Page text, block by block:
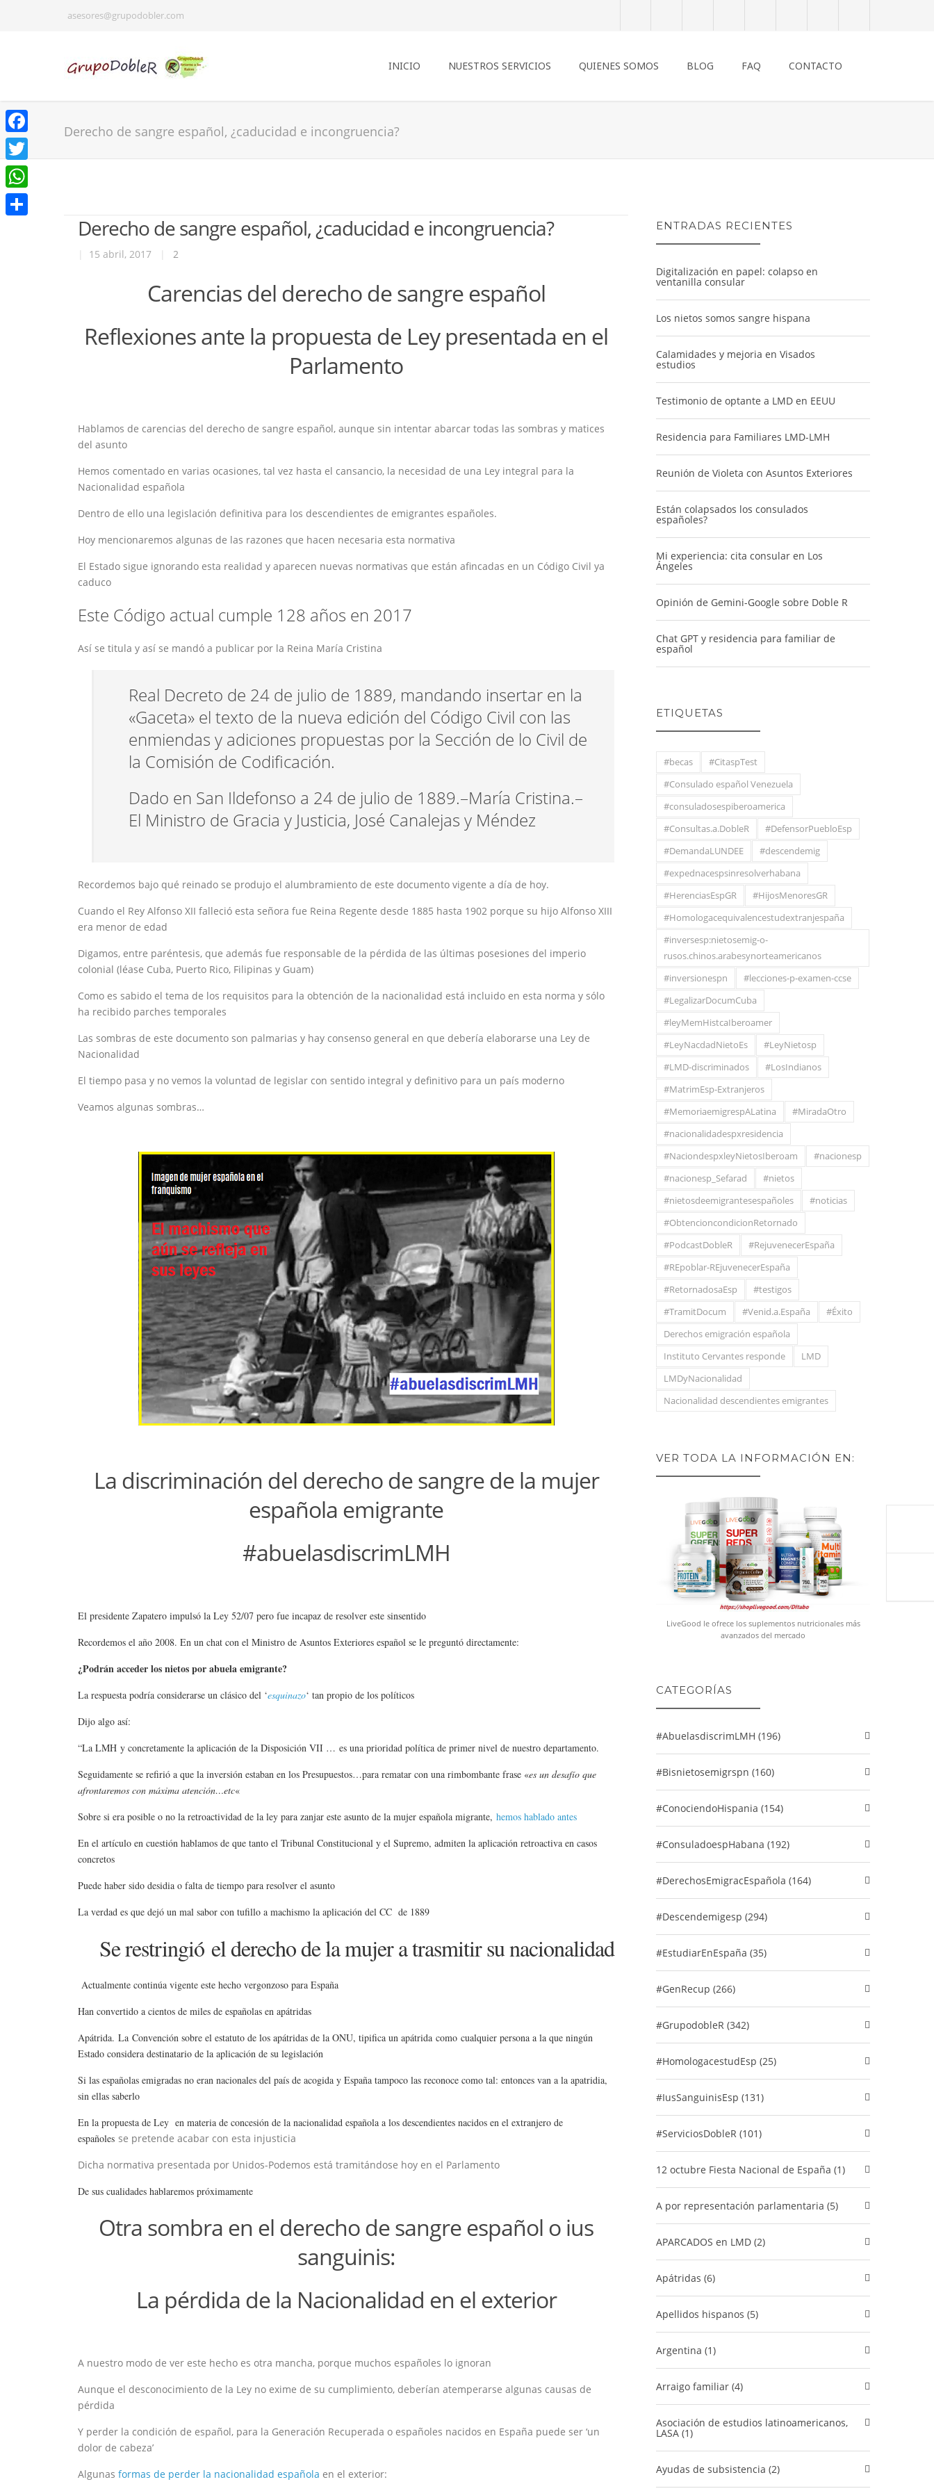
asesores@grupodobler.com
INICIO NUESTROS SERVICIOS QUIENES SOMOS BLOG FAQ CONTACTO
Derecho de sangre español, ¿caducidad e incongruencia?
Derecho de sangre español, ¿caducidad e incongruencia?
15 abril, 2017 2
Carencias del derecho de sangre español
Reflexiones ante la propuesta de Ley presentada en el
Parlamento
Hablamos de carencias del derecho de sangre español, aunque sin intentar abarcar todas las sombras y matices
del asunto
Hemos comentado en varias ocasiones, tal vez hasta el cansancio, la necesidad de una Ley integral para la
Nacionalidad española
Dentro de ello una legislación definitiva para los descendientes de emigrantes españoles.
Hoy mencionaremos algunas de las razones que hacen necesaria esta normativa
El Estado sigue ignorando esta realidad y aparecen nuevas normativas que están afincadas en un Código Civil ya
caduco
Este Código actual cumple 128 años en 2017
Así se titula y así se mandó a publicar por la Reina María Cristina
Real Decreto de 24 de julio de 1889, mandando insertar en la
«Gaceta» el texto de la nueva edición del Código Civil con las
enmiendas y adiciones propuestas por la Sección de lo Civil de
la Comisión de Codificación.
Dado en San Ildefonso a 24 de julio de 1889.–María Cristina.–
El Ministro de Gracia y Justicia, José Canalejas y Méndez
Recordemos bajo qué reinado se produjo el alumbramiento de este documento vigente a día de hoy.
Cuando el Rey Alfonso XII falleció esta señora fue Reina Regente desde 1885 hasta 1902 porque su hijo Alfonso XIII
era menor de edad
Digamos, entre paréntesis, que además fue responsable de la pérdida de las últimas posesiones del imperio
colonial (léase Cuba, Puerto Rico, Filipinas y Guam)
Como es sabido el tema de los requisitos para la obtención de la nacionalidad está incluido en esta norma y sólo
ha recibido parches temporales
Las sombras de este documento son palmarias y hay consenso general en que debería elaborarse una Ley de
Nacionalidad
El tiempo pasa y no vemos la voluntad de legislar con sentido integral y definitivo para un país moderno
Veamos algunas sombras…
La discriminación del derecho de sangre de la mujer
española emigrante
#abuelasdiscrimLMH
El presidente Zapatero impulsó la Ley 52/07 pero fue incapaz de resolver este sinsentido
Recordemos el año 2008. En un chat con el Ministro de Asuntos Exteriores español se le preguntó directamente:
¿Podrán acceder los nietos por abuela emigrante?
La respuesta podría considerarse un clásico del ‘esquinazo‘ tan propio de los políticos
Dijo algo así:
“La LMH y concretamente la aplicación de la Disposición VII … es una prioridad política de primer nivel de nuestro departamento.
Seguidamente se refirió a que la inversión estaban en los Presupuestos…para rematar con una rimbombante frase «es un desafío que
afrontaremos con máxima atención…etc«
Sobre si era posible o no la retroactividad de la ley para zanjar este asunto de la mujer española migrante, hemos hablado antes
En el artículo en cuestión hablamos de que tanto el Tribunal Constitucional y el Supremo, admiten la aplicación retroactiva en casos
concretos
Puede haber sido desidia o falta de tiempo para resolver el asunto
La verdad es que dejó un mal sabor con tufillo a machismo la aplicación del CC de 1889
Se restringió el derecho de la mujer a trasmitir su nacionalidad
Actualmente continúa vigente este hecho vergonzoso para España
Han convertido a cientos de miles de españolas en apátridas
Apátrida. La Convención sobre el estatuto de los apátridas de la ONU, tipifica un apátrida como cualquier persona a la que ningún
Estado considera destinatario de la aplicación de su legislación
Si las españolas emigradas no eran nacionales del país de acogida y España tampoco las reconoce como tal: entonces van a la apatridia,
sin ellas saberlo
En la propuesta de Ley en materia de concesión de la nacionalidad española a los descendientes nacidos en el extranjero de
españoles se pretende acabar con esta injusticia
Dicha normativa presentada por Unidos-Podemos está tramitándose hoy en el Parlamento
De sus cualidades hablaremos próximamente
Otra sombra en el derecho de sangre español o ius
sanguinis:
La pérdida de la Nacionalidad en el exterior
A nuestro modo de ver este hecho es otra mancha, porque muchos españoles lo ignoran
Aunque el desconocimiento de la Ley no exime de su cumplimiento, deberían atemperarse algunas causas de
pérdida
Y perder la condición de español, para la Generación Recuperada o españoles nacidos en España puede ser ‘un
dolor de cabeza’
Algunas formas de perder la nacionalidad española en el exterior:
ENTRADAS RECIENTES
Digitalización en papel: colapso en
ventanilla consular
Los nietos somos sangre hispana
Calamidades y mejoria en Visados
estudios
Testimonio de optante a LMD en EEUU
Residencia para Familiares LMD-LMH
Reunión de Violeta con Asuntos Exteriores
Están colapsados los consulados
españoles?
Mi experiencia: cita consular en Los
Ángeles
Opinión de Gemini-Google sobre Doble R
Chat GPT y residencia para familiar de
español
ETIQUETAS
#becas
#CitaspTest
#Consulado español Venezuela
#consuladosespiberoamerica
#Consultas.a.DobleR
#DefensorPuebloEsp
#DemandaLUNDEE
#descendemig
#expednacespsinresolverhabana
#HerenciasEspGR
#HijosMenoresGR
#Homologacequivalencestudextranjespaña
#inversesp:nietosemig-o-
rusos.chinos.arabesynorteamericanos
#inversionespn
#lecciones-p-examen-ccse
#LegalizarDocumCuba
#leyMemHistcaIberoamer
#LeyNacdadNietoEs
#LeyNietosp
#LMD-discriminados
#LosIndianos
#MatrimEsp-Extranjeros
#MemoriaemigrespALatina
#MiradaOtro
#nacionalidadespxresidencia
#NaciondespxleyNietosIberoam
#nacionesp
#nacionesp_Sefarad
#nietos
#nietosdeemigrantesespañoles
#noticias
#ObtencioncondicionRetornado
#PodcastDobleR
#RejuvenecerEspaña
#REpoblar-REjuvenecerEspaña
#RetornadosaEsp
#testigos
#TramitDocum
#Venid.a.España
#Éxito
Derechos emigración española
Instituto Cervantes responde
LMD
LMDyNacionalidad
Nacionalidad descendientes emigrantes
VER TODA LA INFORMACIÓN EN:
LiveGood le ofrece los suplementos nutricionales más
avanzados del mercado
CATEGORÍAS
#abuelasdiscrimLMH (196)
#Bisnietosemigrspn (160)
#conociendoHispania (154)
#consuladoespHabana (192)
#DerechosEmigracEspañola (164)
#descendemigesp (294)
#EstudiarEnEspaña (35)
#GenRecup (266)
#GrupodobleR (342)
#HomologacestudEsp (25)
#IusSanguinisEsp (131)
#ServiciosDobleR (101)
12 octubre Fiesta Nacional de España (1)
A por representación parlamentaria (5)
APARCADOS en LMD (2)
Apátridas (6)
Apellidos hispanos (5)
Argentina (1)
Arraigo familiar (4)
Asociación de estudios latinoamericanos,
LASA (1)
Ayudas de subsistencia (2)
Facebook
Twitter
WhatsApp